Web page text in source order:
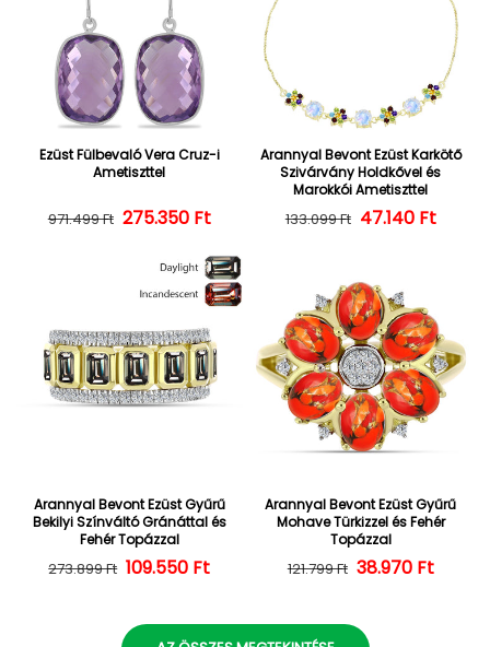
Ezüst Fülbevaló Vera Cruz-i
Ametiszttel
Normál ár
971.499 Ft Kedvezményes ár
275.350 Ft
Arannyal Bevont Ezüst Karkötő
Szivárvány Holdkővel és
Marokkói Ametiszttel
Normál ár
133.099 Ft 47.140 Ft
Arannyal Bevont Ezüst Gyűrű
Bekilyi Színváltó Gránáttal és
Fehér Topázzal
Normál ár
273.899 Ft Kedvezményes ár
109.550 Ft
Arannyal Bevont Ezüst Gyűrű
Mohave Türkizzel és Fehér
Topázzal
Normál ár
121.799 Ft 38.970 Ft